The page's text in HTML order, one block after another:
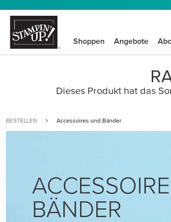
Shoppen Angebote
Dieses Produkt hat das
BESTELLEN Accessoires und Bänder
BÄNDER